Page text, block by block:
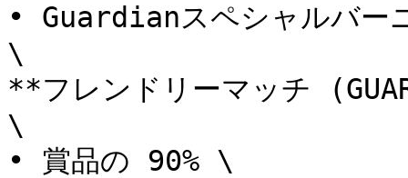
• Guardianスペシャルバー
\
**フレンドリーマッチ
\
• 賞品の 90% \